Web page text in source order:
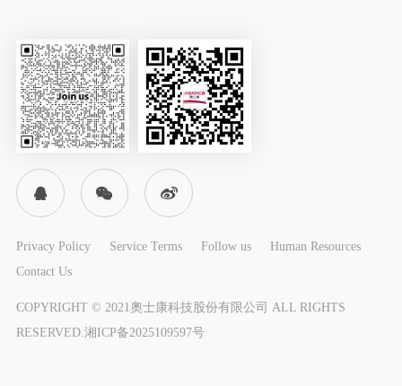
Privacy Policy Service Terms Follow us
Human Resources
Contact Us
COPYRIGHT © 2021奧士康科技股份有限公司 ALL RIGHTS
RESERVED. 湘ICP备2025109597号